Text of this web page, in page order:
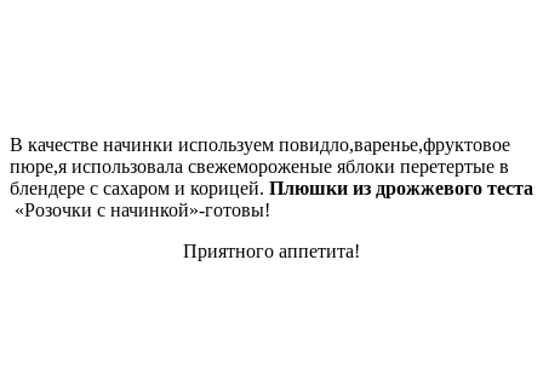
В качестве начинки используем повидло,варенье,фруктовое
пюре,я использовала свежемороженые яблоки перетертые в
блендере с сахаром и корицей. Плюшки из дрожжевого теста
«Розочки с начинкой»-готовы!
Приятного аппетита!